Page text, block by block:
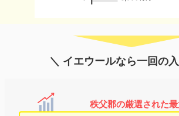
＼ イエウールなら一回の
秩父郡の厳選された